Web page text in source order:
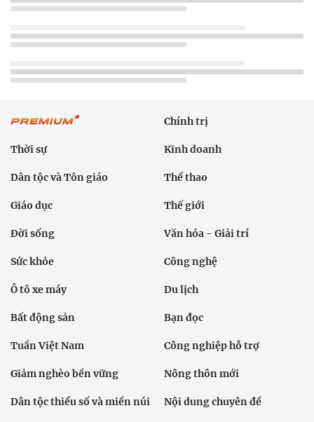
Chính trị
Thời sự Kinh doanh
Dân tộc và Tôn giáo Thể thao
Giáo dục Thế giới
Đời sống Văn hóa - Giải trí
Sức khỏe Công nghệ
Ô tô xe máy Du lịch
Bất động sản Bạn đọc
Tuần Việt Nam Công nghiệp hỗ trợ
Giảm nghèo bền vững Nông thôn mới
Dân tộc thiểu số và miền núi Nội dung chuyên đề